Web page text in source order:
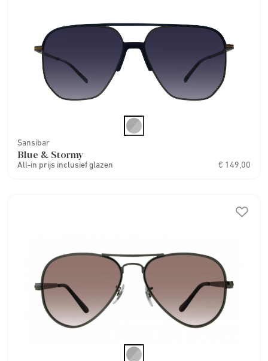
Sansibar
Blue & Stormy
All-in prijs inclusief glazen € 149,00